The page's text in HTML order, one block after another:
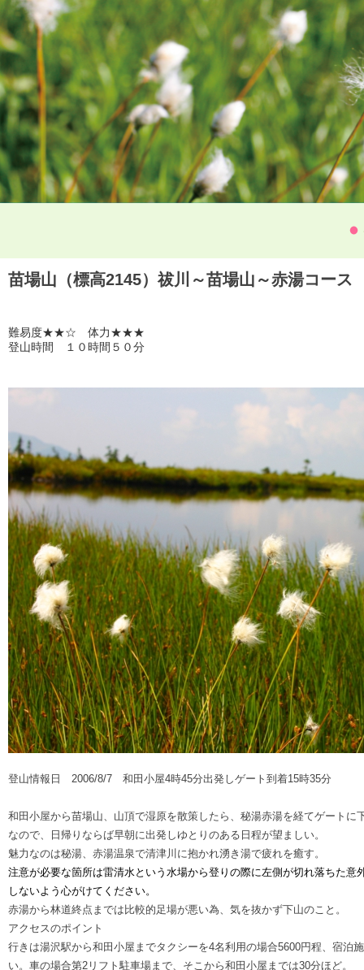
苗場山（標高2145）祓川～苗場山～赤湯コース
難易度★★☆ 体力★★★
登山時間 １０時間５０分
登山情報日 2006/8/7 和田小屋4時45分出発しゲート到着15時35分
和田小屋から苗場山、山頂で湿原を散策したら、秘湯赤湯を経てゲートに
なので、日帰りならば早朝に出発しゆとりのある日程が望ましい。
魅力なのは秘湯、赤湯温泉で清津川に抱かれ湧き湯で疲れを癒す。
注意が必要な箇所は雷清水という水場から登りの際に左側が切れ落ちた意
しないよう心がけてください。
赤湯から林道終点までは比較的足場が悪い為、気を抜かず下山のこと。
アクセスのポイント
行きは湯沢駅から和田小屋までタクシーを4名利用の場合5600円程、宿泊
い。車の場合第2リフト駐車場まで、そこから和田小屋までは30分ほど。